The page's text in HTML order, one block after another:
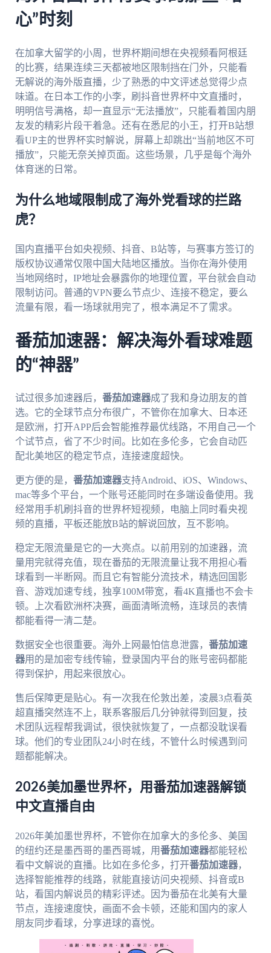
心”时刻
在加拿大留学的小周，世界杯期间想在央视频看阿根廷
的比赛，结果连续三天都被地区限制挡在门外，只能看
无解说的海外版直播，少了熟悉的中文评述总觉得少点
味道。在日本工作的小李，刷抖音世界杯中文直播时，
明明信号满格，却一直显示“无法播放”，只能看着国内朋
友发的精彩片段干着急。还有在悉尼的小王，打开B站想
看UP主的世界杯实时解说，屏幕上却跳出“当前地区不可
播放”，只能无奈关掉页面。这些场景，几乎是每个海外
体育迷的日常。
为什么地域限制成了海外党看球的拦路
虎？
国内直播平台如央视频、抖音、B站等，与赛事方签订的
版权协议通常仅限中国大陆地区播放。当你在海外使用
当地网络时，IP地址会暴露你的地理位置，平台就会自动
限制访问。普通的VPN要么节点少、连接不稳定，要么
流量有限，看一场球就用完了，根本满足不了需求。
番茄加速器：解决海外看球难题
的“神器”
试过很多加速器后， 番茄加速器成了我和身边朋友的首
选。它的全球节点分布很广，不管你在加拿大、日本还
是欧洲，打开APP后会智能推荐最优线路，不用自己一个
个试节点，省了不少时间。比如在多伦多，它会自动匹
配北美地区的稳定节点，连接速度超快。
更方便的是， 番茄加速器支持Android、iOS、Windows、
mac等多个平台，一个账号还能同时在多端设备使用。我
经常用手机刷抖音的世界杯短视频，电脑上同时看央视
频的直播，平板还能放B站的解说回放，互不影响。
稳定无限流量是它的一大亮点。以前用别的加速器，流
量用完就得充值，现在番茄的无限流量让我不用担心看
球看到一半断网。而且它有智能分流技术，精选回国影
音、游戏加速专线，独享100M带宽，看4K直播也不会卡
顿。上次看欧洲杯决赛，画面清晰流畅，连球员的表情
都能看得一清二楚。
数据安全也很重要。海外上网最怕信息泄露， 番茄加速
器用的是加密专线传输，登录国内平台的账号密码都能
得到保护，用起来很放心。
售后保障更是贴心。有一次我在伦敦出差，凌晨3点看英
超直播突然连不上，联系客服后几分钟就得到回复，技
术团队远程帮我调试，很快就恢复了，一点都没耽误看
球。他们的专业团队24小时在线，不管什么时候遇到问
题都能解决。
2026美加墨世界杯，用番茄加速器解锁
中文直播自由
2026年美加墨世界杯，不管你在加拿大的多伦多、美国
的纽约还是墨西哥的墨西哥城，用番茄加速器都能轻松
看中文解说的直播。比如在多伦多，打开番茄加速器，
选择智能推荐的线路，就能直接访问央视频、抖音或B
站，看国内解说员的精彩评述。因为番茄在北美有大量
节点，连接速度快，画面不会卡顿，还能和国内的家人
朋友同步看球，分享进球的喜悦。